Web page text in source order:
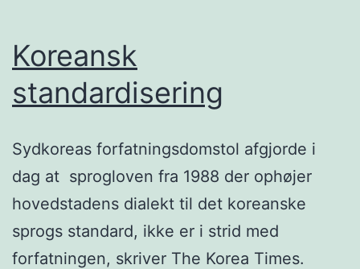
Koreansk
standardisering
Sydkoreas forfatningsdomstol afgjorde i
dag at sprogloven fra 1988 der ophøjer
hovedstadens dialekt til det koreanske
sprogs standard, ikke er i strid med
forfatningen, skriver The Korea Times.